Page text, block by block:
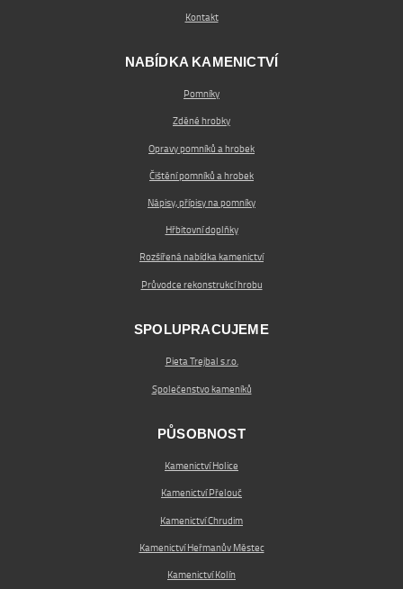
Kontakt
NABÍDKA KAMENICTVÍ
Pomníky
Zděné hrobky
Opravy pomníků a hrobek
Čištění pomníků a hrobek
Nápisy, přípisy na pomníky
Hřbitovní doplňky
Rozšířená nabídka kamenictví
Průvodce rekonstrukcí hrobu
SPOLUPRACUJEME
Pieta Trejbal s.r.o.
Společenstvo kameníků
PŮSOBNOST
Kamenictví Holice
Kamenictví Přelouč
Kamenictví Chrudim
Kamenictví Heřmanův Městec
Kamenictví Kolín